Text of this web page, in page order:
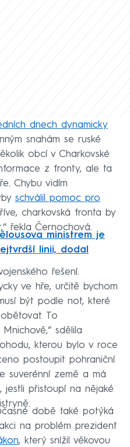
dnech dynamicky
snahám se ruské
obcí v Charkovské
z fronty, ale ta
Chybu vidím
schválil pomoc pro
charkovská fronta by
řekla Černochová.
ministrem je
linii, dodal
řešení.
ve hře, určitě bychom
být podle not, které
To
sdělila
kterou bylo v roce
postoupit pohraniční
suverénní země a má
jestli přistoupí na nějaké
době také potýká
na problém prezident
, který snížil věkovou